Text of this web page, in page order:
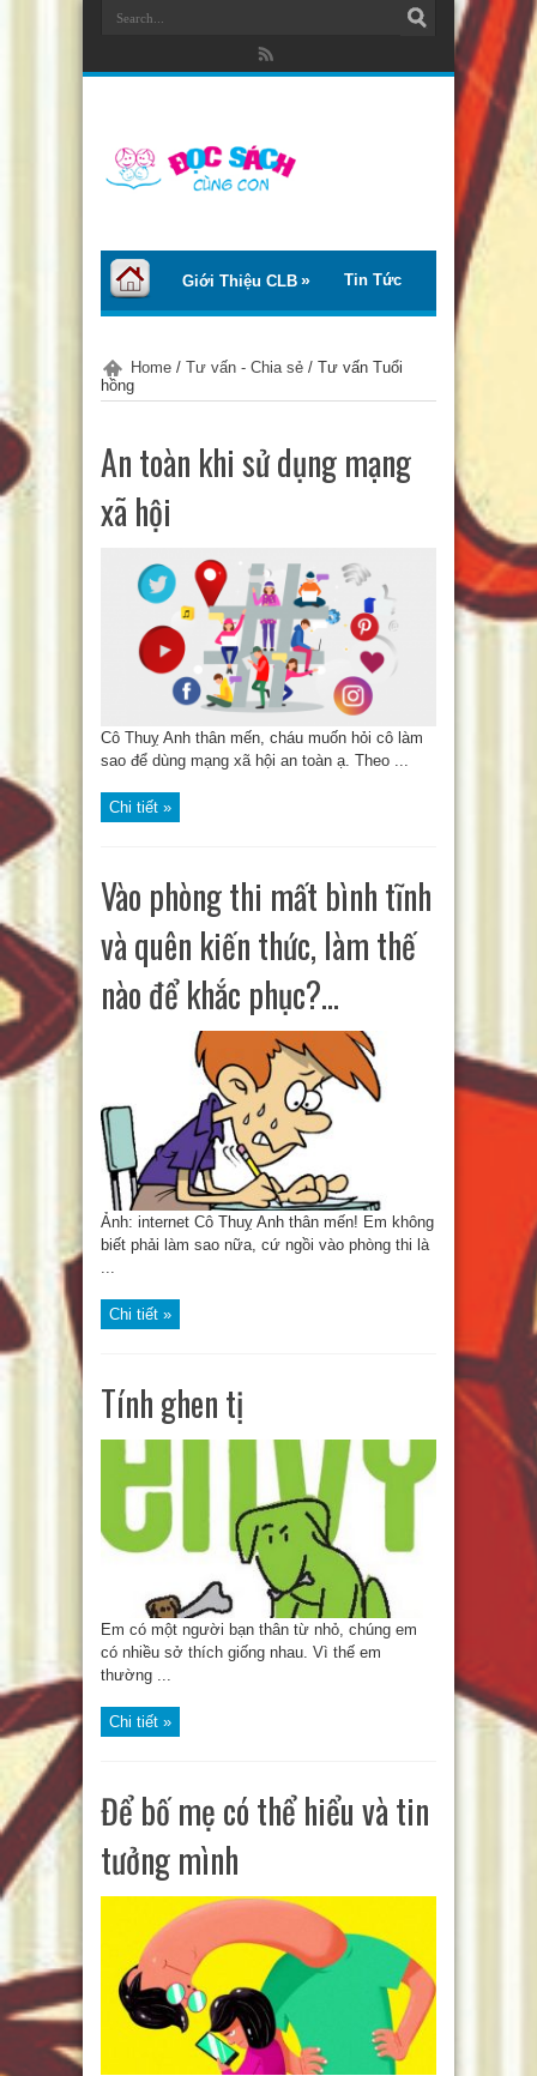
Giới Thiệu CLB Tin Tức
Tư Vấn – Chia Sẻ Thơ – Truyện
Chào Tiếng Việt
Trại Hè Thanh Thiếu Nhi EcoCamp
Home / Tư vấn - Chia sẻ / Tư vấn Tuổi
hồng
An toàn khi sử dụng mạng
xã hội
Cô Thuỵ Anh thân mến, cháu muốn hỏi cô làm
sao để dùng mạng xã hội an toàn ạ. Theo ...
Chi tiết »
Vào phòng thi mất bình tĩnh
và quên kiến thức, làm thế
nào để khắc phục?…
Ảnh: internet Cô Thuỵ Anh thân mến! Em không
biết phải làm sao nữa, cứ ngồi vào phòng thi là
Chi tiết »
Tính ghen tị
Em có một người bạn thân từ nhỏ, chúng em
có nhiều sở thích giống nhau. Vì thế em
thường ...
Chi tiết »
Để bố mẹ có thể hiểu và tin
tưởng mình